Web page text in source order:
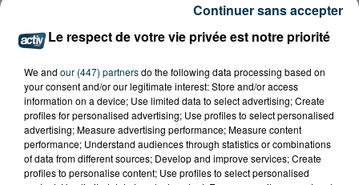
CYANOBACTÉRIES : LE PRÉFÊT PREND UN
Le respect de votre vie privée est notre priorité
We and our (447) partnersdo the following data processing based on
your consent and/or our legitimate interest: Store and/or access
information on a device; Use limited data to select advertising; Create
profiles for personalised advertising; Use profiles to select personalised
advertising; Measure advertising performance; Measure content
performance; Understand audiences through statistics or combinations
of data from different sources; Develop and improve services; Create
profiles to personalise content; Use profiles to select personalised
Continuer sans accepter